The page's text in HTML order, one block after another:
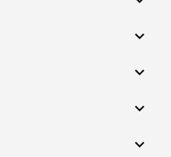
expand_more
expand_more
expand_more
expand_more